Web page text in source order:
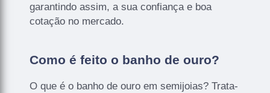
garantindo assim, a sua confiança e boa
cotação no mercado.
Como é feito o banho de ouro?
O que é o banho de ouro em semijoias? Trata-